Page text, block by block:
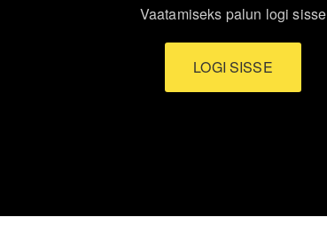
Vaatamiseks palun logi sisse
LOGI SISSE